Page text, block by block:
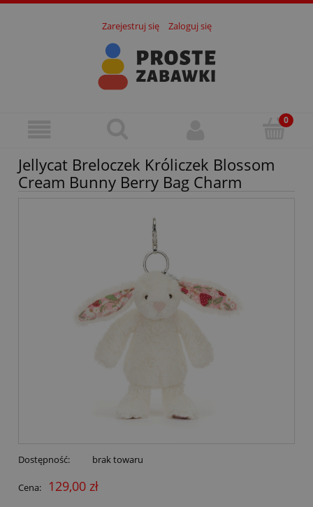
Zarejestruj się Zaloguj się
Jellycat Breloczek Króliczek Blossom
Cream Bunny Berry Bag Charm
Dostępność: brak towaru
Cena: 129,00 zł